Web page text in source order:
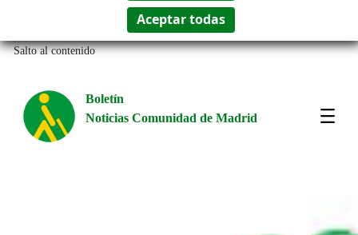
Salto al contenido
Boletín
Noticias Comunidad de Madrid